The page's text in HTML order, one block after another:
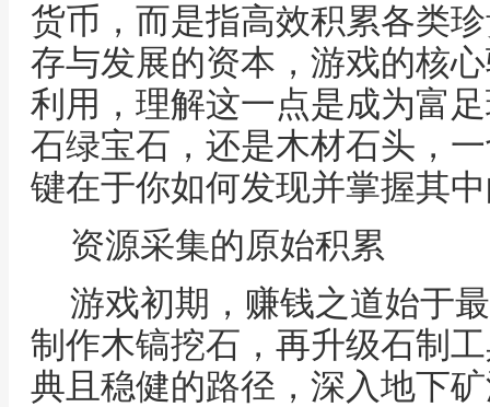
货币，而是指高效积累各类
存与发展的资本，游戏的核
利用，理解这一点是成为富
石绿宝石，还是木材石头，
键在于你如何发现并掌握其
资源采集的原始积累
游戏初期，赚钱之道始于
制作木镐挖石，再升级石制
典且稳健的路径，深入地下